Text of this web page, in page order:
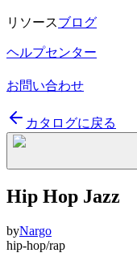
リソースブログ
ヘルプセンター
お問い合わせ
カタログに戻る
Hip Hop Jazz
byNargo
hip-hop/rap